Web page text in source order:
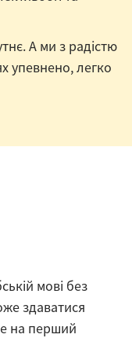
А ми з радістю
упевнено, легко
мові без
здаватися
на перший